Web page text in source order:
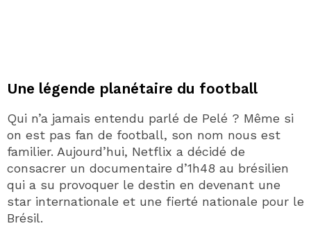
Une légende planétaire du football
Qui n’a jamais entendu parlé de Pelé ? Même si
on est pas fan de football, son nom nous est
familier. Aujourd’hui, Netflix a décidé de
consacrer un documentaire d’1h48 au brésilien
qui a su provoquer le destin en devenant une
star internationale et une fierté nationale pour le
Brésil.